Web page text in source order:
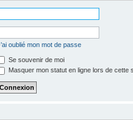
oublié mon mot de passe
Se souvenir de moi
Masquer mon statut en ligne lors de cette